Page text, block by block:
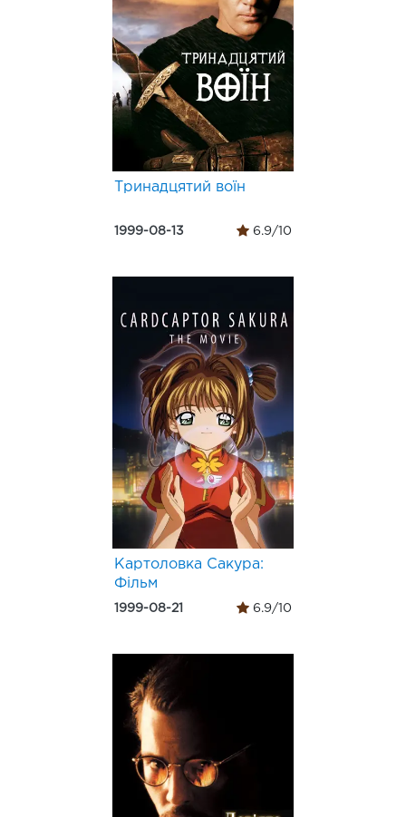
Тринадцятий воїн
1999-08-13 6.9/10
Картоловка Сакура:
Фільм
1999-08-21 6.9/10